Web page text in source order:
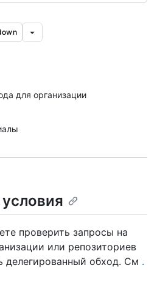
для организации
проверить запросы на
или репозиториев
делегированный обход. См .